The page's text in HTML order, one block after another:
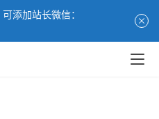
添加站长微信：